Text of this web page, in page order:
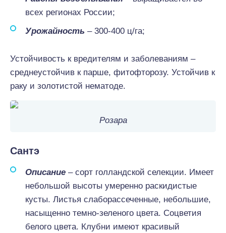
всех регионах России;
Урожайность – 300-400 ц/га;
Устойчивость к вредителям и заболеваниям –
среднеустойчив к парше, фитофторозу. Устойчив к
раку и золотистой нематоде.
Розара
Сантэ
Описание – сорт голландской селекции. Имеет
небольшой высоты умеренно раскидистые
кусты. Листья слаборассеченные, небольшие,
насыщенно темно-зеленого цвета. Соцветия
белого цвета. Клубни имеют красивый